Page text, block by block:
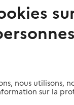
de
nous utilisons,
sur la